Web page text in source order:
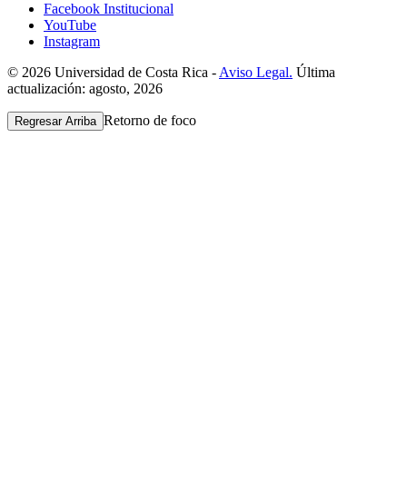
Facebook Institucional
YouTube
Instagram
© 2026 Universidad de Costa Rica - Aviso Legal. Última
actualización: agosto, 2026
Regresar Arriba Retorno de foco